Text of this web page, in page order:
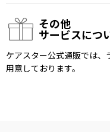
その他
サービスにつ
ケアスター公式通販では
用意しております。